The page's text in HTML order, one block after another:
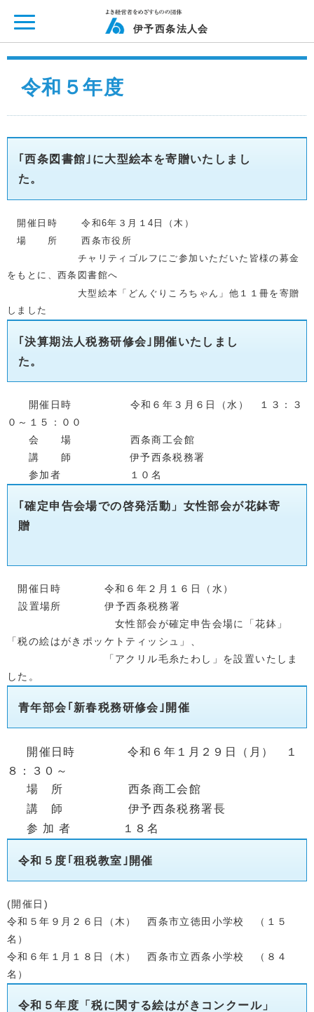
伊予西条法人会
令和５年度
｢西条図書館｣に大型絵本を寄贈いたしまし
た。
開催日時 令和6年３月１4 日（木）
場 所 西条市役所
チャリティゴルフにご参加いただいた皆様の募金
をもとに、西条図書館へ
大型絵本「どんぐりころちゃん」他１１冊を寄贈
しました
｢決算期法人税務研修会｣開催いたしまし
た。
開催日時 令和６年３月６日（水） １３：３
０～１５：００
会 場 西条商工会館
講 師 伊予西条税務署
参加者 １０名
｢確定申告会場での啓発活動」女性部会が花鉢寄
贈
開催日時 令和６ 年２月１６日（水）
設置場所 伊予西条税務署
女性部会が確定申告会場に「花鉢」
「税の絵はがきポッケトティッシュ」、
「アクリル毛糸たわし」を設置いたしま
した。
青年部会｢新春税務研修会｣開催
開催日時 令和６ 年１月２９日（月） １
８：３０～
場 所 西条商工会館
講 師 伊予西条税務署長
参 加 者 １８名
令和５ 度｢租税教室｣開催
(開催日)
令和５年９ 月２６日（木） 西条市立徳田小学校 （１５
名）
令和６年１月１８日（木） 西条市立西条小学校 （８４
名）
令和５年度「税に関する絵はがきコンクール」